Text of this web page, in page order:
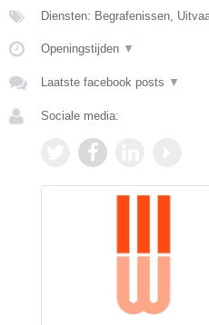
Diensten: Begrafenissen,
Openingstijden ▼
Laatste facebook posts ▼
Sociale media: